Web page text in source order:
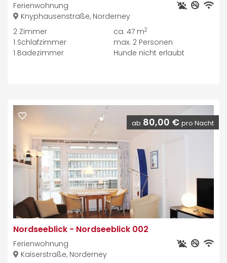
Ferienwohnung
Knyphausenstraße, Norderney
2 Zimmer
1 Schlafzimmer
1 Badezimmer
ca. 47 m2
max. 2 Personen
Hunde nicht erlaubt
ab 80,00 € pro Nacht
Nordseeblick - Nordseeblick 002
Ferienwohnung
Kaiserstraße, Norderney